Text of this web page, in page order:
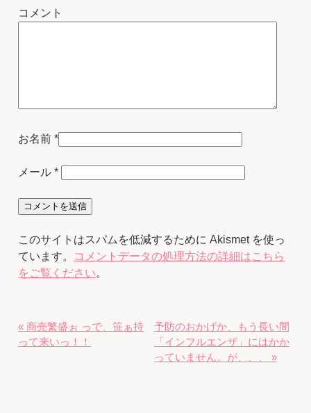
コメント
お名前 *
メール*
このサイトはスパムを低減するために Akismet を使っ
ています。
コメントデータの処理方法の詳細はこちら
をご覧ください。
« 商売繁盛ぉ っで、笹ぁ持
って来いっ！！
予防のおかげか、もう長い間
「インフルエンザ」にはかか
っていません。が、、、 »